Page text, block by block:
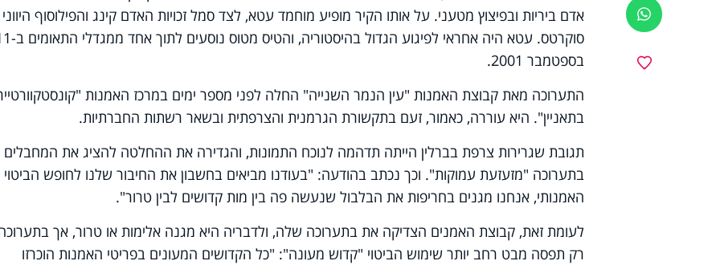
ווטסאפ
אדם ביריות ובפיצוץ מטעני. על אותו הקיר מופיע מוחמד עטא, לצד סמל זכויות האדם קינג והפילוסוף היווני
סוקרטס. עטא היה אחראי לפיגוע הגדול בהיסטוריה,
בספטמבר 2001.
התערוכה מאת קבוצת האמנות "עין הנמר השנייה" החלה לפני מספר ימים במרכז האמנות
בתאניין". היא עוררה, כאמור, זעם בתקשורת הגרמנית והצרפתית ובשאר רשתות החברתיות.
תגובת שגרירות צרפת בברלין הייתה תדהמה לנוכח התמונות, והגדירה את ההחלטה להציג את המחבלים
בתערוכה "מזעזעת עמוקות". וכך נכתב בהודעה: "בעודנו מביאים בחשבון את החיבור שלנו לחופש הביטוי
האמנותי, אנחנו מגנים בחריפות את הבלבול שנעשה פה בין מות קדושים לבין טרור".
לעומת זאת, קבוצת האמנים הצדיקה את בתערוכה שלה, ולדבריה היא מגנה אלימות או טרור, אך
רק תפסה מבט רחב יותר שימוש הביטוי "קדוש מעונה": "כל הקדושים המעונים בפריטי האמנות הוכרזו